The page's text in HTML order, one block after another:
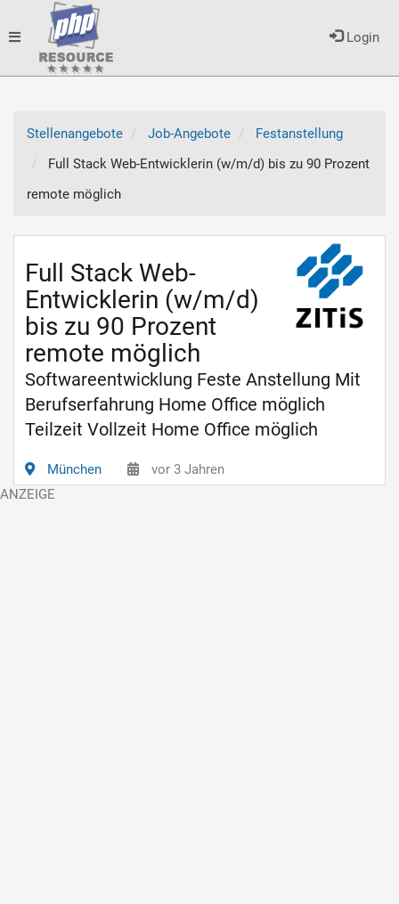
Login
Toggle
Stellenangebote
Job-Angebote
Festanstellung
Full Stack Web-Entwicklerin (w/m/d) bis zu 90 Prozent
remote möglich
Full Stack Web-
Entwicklerin (w/m/d)
bis zu 90 Prozent
remote möglich
Softwareentwicklung Feste Anstellung Mit
Berufserfahrung Home Office möglich
Teilzeit Vollzeit Home Office möglich
München vor 3 Jahren